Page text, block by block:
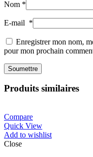
Nom *
E-mail *
Enregistrer mon nom,
pour mon prochain
Produits similaires
Compare
Quick View
Add to wishlist
Close